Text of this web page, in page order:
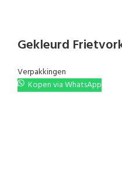
Gekleurd
Verpakkingen
Kopen via WhatsApp